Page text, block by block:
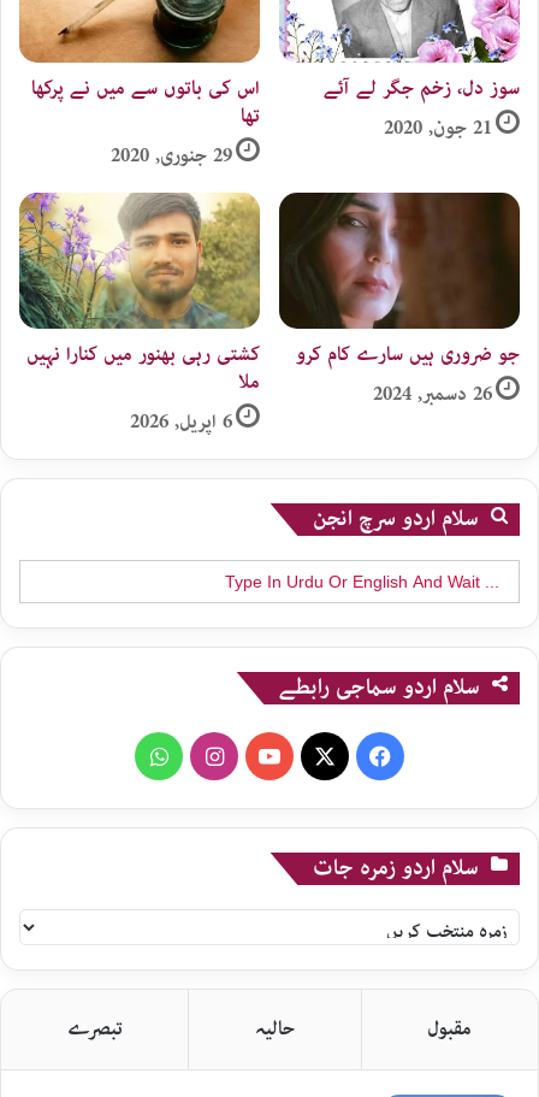
سوز دل، زخم جگر لے آئے
21 جون, 2020
اس کی باتوں سے میں نے پرکھا
تھا
29 جنوری, 2020
جو ضروری ہیں سارے کام کرو
26 دسمبر, 2024
کشتی رہی بھنور میں کنارا نہیں
ملا
6 اپریل, 2026
سلام اردو سرچ انجن
Search
for:
سلام اردو سماجی رابطے
Facebook
YouTube
Instagram
WhatsApp
سلام اردو زمرہ جات
سلام
اردو
زمرہ
جات
مقبول حالیہ تبصرے